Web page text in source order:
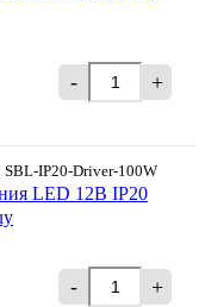
- +
SBL-IP20-Driver-100W
LED 12В IP20
- +